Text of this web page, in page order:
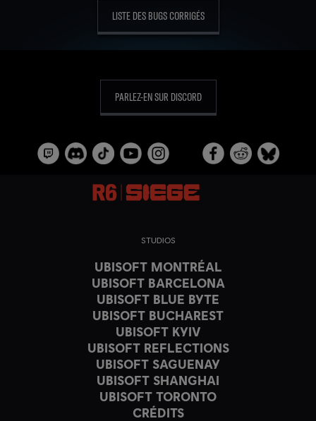
LISTE DES BUGS CORRIGÉS
PARLEZ-EN SUR DISCORD
STUDIOS
UBISOFT MONTRÉAL
UBISOFT BARCELONA
UBISOFT BLUE BYTE
UBISOFT BUCHAREST
UBISOFT KYIV
UBISOFT REFLECTIONS
UBISOFT SAGUENAY
UBISOFT SHANGHAI
UBISOFT TORONTO
CRÉDITS